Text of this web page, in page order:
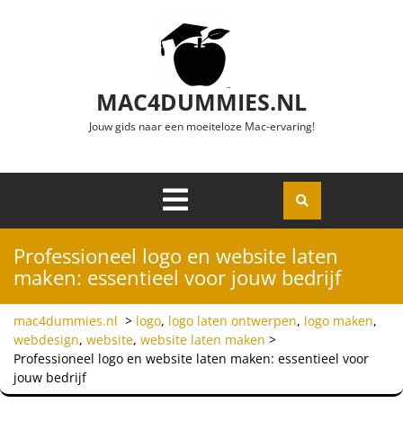
MAC4DUMMIES.NL
Jouw gids naar een moeiteloze Mac-ervaring!
Openen
Professioneel logo en website laten
maken: essentieel voor jouw bedrijf
mac4dummies.nl > logo, logo laten ontwerpen, logo maken,
webdesign, website, website laten maken >
Professioneel logo en website laten maken: essentieel voor
jouw bedrijf